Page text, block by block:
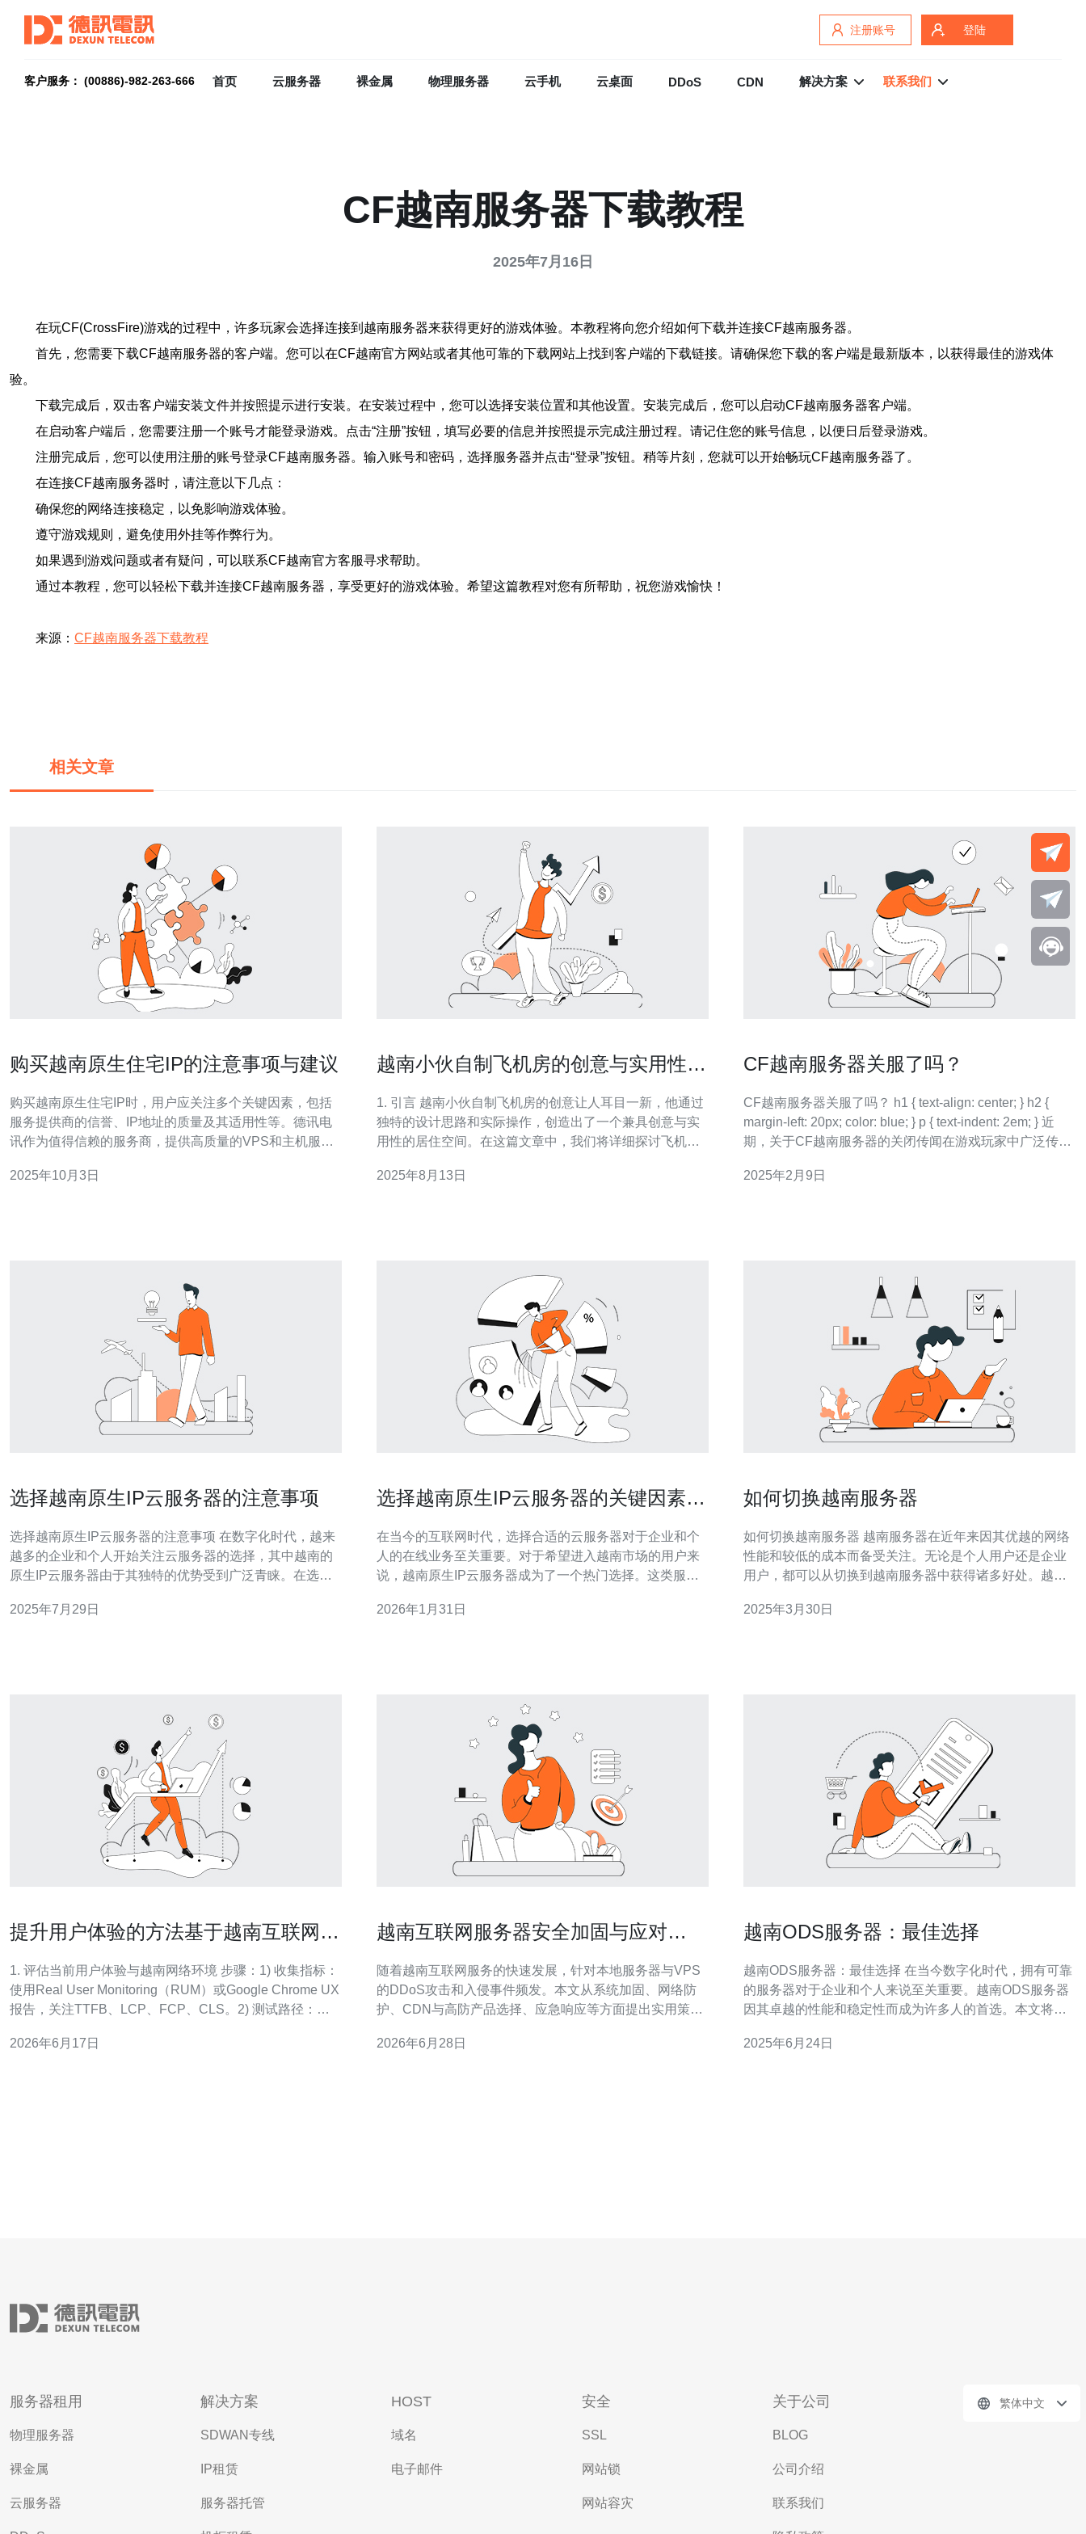
注册账号 登陆
客户服务： (00886)-982-263-666 首页 云服务器 裸金属 物理服务器 云手机 云桌面 DDoS CDN 解决方案 联系我们
CF越南服务器下载教程
2025年7月16日
在玩CF(CrossFire)游戏的过程中，许多玩家会选择连接到越南服务器来获得更好的游戏体验。本教程将向您介绍如何下载并连接CF越南服务器。
首先，您需要下载CF越南服务器的客户端。您可以在CF越南官方网站或者其他可靠的下载网站上找到客户端的下载链接。请确保您下载的客户端是最新版本，以获得最佳的游戏体
验。
下载完成后，双击客户端安装文件并按照提示进行安装。在安装过程中，您可以选择安装位置和其他设置。安装完成后，您可以启动CF越南服务器客户端。
在启动客户端后，您需要注册一个账号才能登录游戏。点击“注册”按钮，填写必要的信息并按照提示完成注册过程。请记住您的账号信息，以便日后登录游戏。
注册完成后，您可以使用注册的账号登录CF越南服务器。输入账号和密码，选择服务器并点击“登录”按钮。稍等片刻，您就可以开始畅玩CF越南服务器了。
在连接CF越南服务器时，请注意以下几点：
确保您的网络连接稳定，以免影响游戏体验。
遵守游戏规则，避免使用外挂等作弊行为。
如果遇到游戏问题或者有疑问，可以联系CF越南官方客服寻求帮助。
通过本教程，您可以轻松下载并连接CF越南服务器，享受更好的游戏体验。希望这篇教程对您有所帮助，祝您游戏愉快！
来源： CF越南服务器下载教程
相关文章
购买越南原生住宅IP的注意事项与建议
购买越南原生住宅IP时，用户应关注多个关键因素，包括
服务提供商的信誉、IP地址的质量及其适用性等。德讯电
讯作为值得信赖的服务商，提供高质量的VPS和主机服
详细探讨在购买越南住宅IP时的注意事项和一些实用建
2025年10月3日
越南小伙自制飞机房的创意与实用性探
1. 引言 越南小伙自制飞机房的创意让人耳目一新，他通过
独特的设计思路和实际操作，创造出了一个兼具创意与实
用性的居住空间。在这篇文章中，我们将详细探讨飞机房
的第一步是明确设计理念。飞机房的设计不仅要具备外观
2025年8月13日
CF越南服务器关服了吗？
CF越南服务器关服了吗？ h1 { text-align: center; } h2 {
margin-left: 20px; color: blue; } p { text-indent: 2em; } 近
期，关于CF越南服务器的关闭传闻在游戏玩家中广泛传
2025年2月9日
选择越南原生IP云服务器的注意事项
选择越南原生IP云服务器的注意事项 在数字化时代，越来
越多的企业和个人开始关注云服务器的选择，其中越南的
原生IP云服务器由于其独特的优势受到广泛青睐。在选择
视。以下是我们为您总结的三大精华： 选择合适的服务提
2025年7月29日
选择越南原生IP云服务器的关键因素与
在当今的互联网时代，选择合适的云服务器对于企业和个
人的在线业务至关重要。对于希望进入越南市场的用户来
说，越南原生IP云服务器成为了一个热门选择。这类服务
性，还能降低延迟，提升用户体验。在众多选择中，如何
2026年1月31日
如何切换越南服务器
如何切换越南服务器 越南服务器在近年来因其优越的网络
性能和较低的成本而备受关注。无论是个人用户还是企业
用户，都可以从切换到越南服务器中获得诸多好处。越南
验，同时越南的服务器成本相对较低，可以帮助用户节省
2025年3月30日
提升用户体验的方法基于越南互联网服
1. 评估当前用户体验与越南网络环境 步骤：1) 收集指标：
使用Real User Monitoring（RUM）或Google Chrome UX
报告，关注TTFB、LCP、FCP、CLS。2) 测试路径：从
-w测试，记录平均延迟和丢包率。3) 网络梳理：确认现有
2026年6月17日
越南互联网服务器安全加固与应对
随着越南互联网服务的快速发展，针对本地服务器与VPS
的DDoS攻击和入侵事件频发。本文从系统加固、网络防
护、CDN与高防产品选择、应急响应等方面提出实用策
性。 首先从系统与主机安全入手：及时打补丁与升级内
2026年6月28日
越南ODS服务器：最佳选择
越南ODS服务器：最佳选择 在当今数字化时代，拥有可靠
的服务器对于企业和个人来说至关重要。越南ODS服务器
因其卓越的性能和稳定性而成为许多人的首选。本文将介
ODS服务器采用先进的技术和硬件设备，确保稳定的性能
2025年6月24日
服务器租用
物理服务器
裸金属
云服务器
解决方案
SDWAN专线
IP租赁
服务器托管
HOST
域名
电子邮件
安全
SSL
网站锁
网站容灾
关于公司
BLOG
公司介绍
联系我们
繁体中文